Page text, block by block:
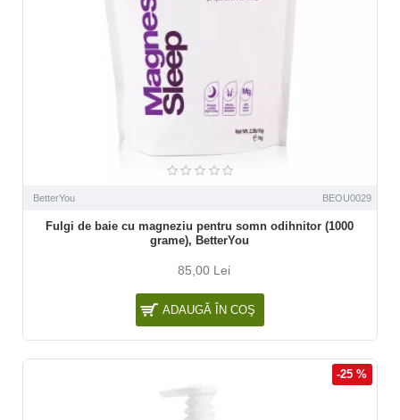
BetterYou BEOU0029
Fulgi de baie cu magneziu pentru somn odihnitor (1000
grame), BetterYou
85,00 Lei
ADAUGĂ ÎN COŞ
-25 %